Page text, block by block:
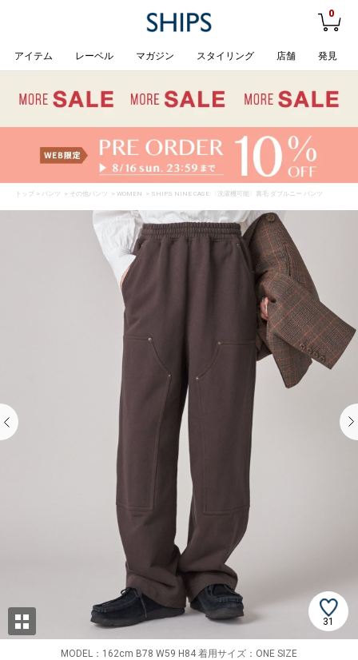
0
アイテム レーベル マガジン スタイリング 店舗 発見
トップ > パンツ > その他パンツ > WOMEN > SHIPS NINE CASE:〈洗濯機可能〉裏毛 ダブルニー パンツ
31
MODEL：162cm B78 W59 H84 着用サイズ：ONE SIZE